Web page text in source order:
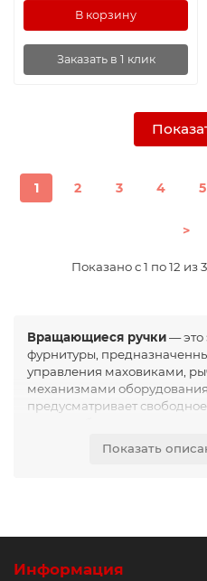
В корзину
Заказать в 1 клик
1 2 3 4 5
>
Показано с 1 по 12 из
Вращающиеся ручки—
фурнитуры,
управления маховиками,
механизмами
предусматривает
остаётся в стабильном
Вращающиеся ручки широко
Показать
Информация